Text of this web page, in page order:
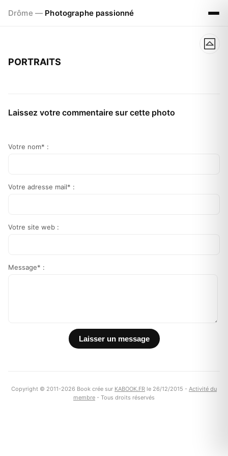
Drôme — Photographe passionné
PORTRAITS
Laissez votre commentaire sur cette photo
Votre nom* :
Votre adresse mail* :
Votre site web :
Message* :
Copyright © 2011-2026 Book crée sur KABOOK.FR le 26/12/2015 - Activité du
membre - Tous droits réservés